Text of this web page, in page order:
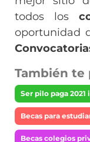
todos los
oportunidad
También te
Ser pilo paga
Becas para
Becas colegios